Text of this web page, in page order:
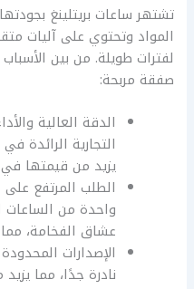
تشتهر ساعات بريتلينغ
المواد وتحتوي على آليات
لفترات طويلة. من بين
صفقة مربحة:
الدقة العالية
التجارية الرائدة
يزيد من قيمتها
الطلب المرتفع على
واحدة من الساعات
عشاق الفخامة،
الإصدارات
نادرة جدًا، مما